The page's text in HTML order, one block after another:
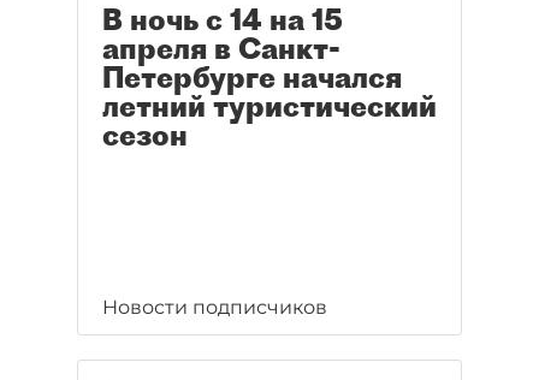
В ночь с 14 на 15
апреля в Санкт-
Петербурге начался
летний туристический
сезон
Новости подписчиков